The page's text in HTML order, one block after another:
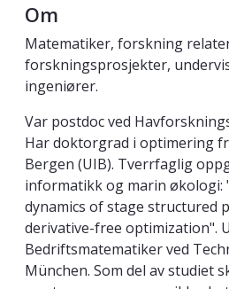
Om
Matematiker, forskning
forskningsprosjekter,
ingeniører.
Var postdoc ved
Har doktorgrad i optimering
Bergen (UIB). Tverrfaglig
informatikk og marin økologi:
dynamics of stage structured
derivative-free optimization".
Bedriftsmatematiker ved
München. Som del av studiet